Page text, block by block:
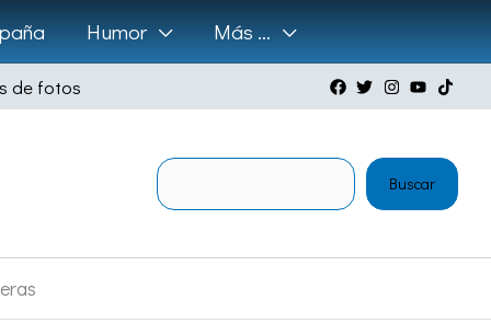
Humor Más …
de fotos
Buscar